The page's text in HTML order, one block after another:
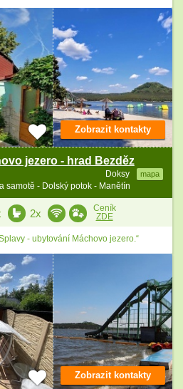
jezero - hrad Bezděz
Doksy mapa
samotě - Dolský potok - Manětín
Zobrazit kontakty
2x
Ceník
ZDE
- ubytování Máchovo jezero.“
Zobrazit kontakty